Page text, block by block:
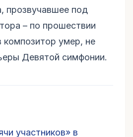
прозвучавшее под
– по прошествии
композитор умер, не
Девятой симфонии.
участников» в